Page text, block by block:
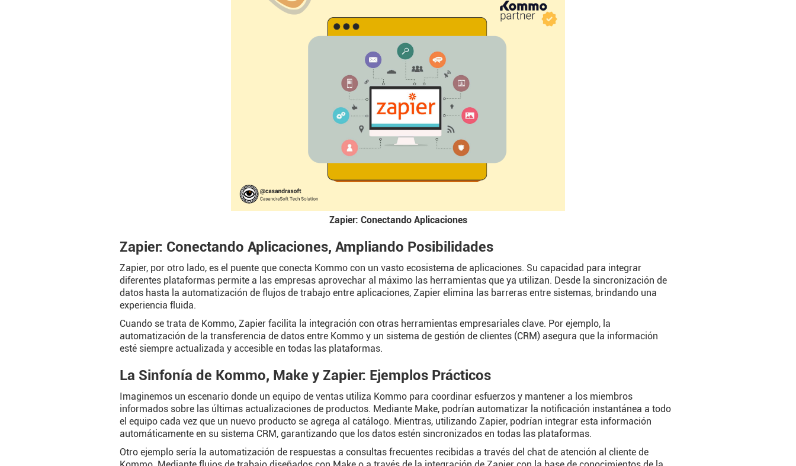
Zapier: Conectando Aplicaciones
Zapier: Conectando Aplicaciones, Ampliando Posibilidades
Zapier, por otro lado, es el puente que conecta Kommo con un vasto ecosistema de aplicaciones. Su capacidad para integrar
diferentes plataformas permite a las empresas aprovechar al máximo las herramientas que ya utilizan. Desde la sincronización de
datos hasta la automatización de flujos de trabajo entre aplicaciones, Zapier elimina las barreras entre sistemas, brindando una
experiencia fluida.
Cuando se trata de Kommo, Zapier facilita la integración con otras herramientas empresariales clave. Por ejemplo, la
automatización de la transferencia de datos entre Kommo y un sistema de gestión de clientes (CRM) asegura que la información
esté siempre actualizada y accesible en todas las plataformas.
La Sinfonía de Kommo, Make y Zapier: Ejemplos Prácticos
Imaginemos un escenario donde un equipo de ventas utiliza Kommo para coordinar esfuerzos y mantener a los miembros
informados sobre las últimas actualizaciones de productos. Mediante Make, podrían automatizar la notificación instantánea a todo
el equipo cada vez que un nuevo producto se agrega al catálogo. Mientras, utilizando Zapier, podrían integrar esta información
automáticamente en su sistema CRM, garantizando que los datos estén sincronizados en todas las plataformas.
Otro ejemplo sería la automatización de respuestas a consultas frecuentes recibidas a través del chat de atención al cliente de